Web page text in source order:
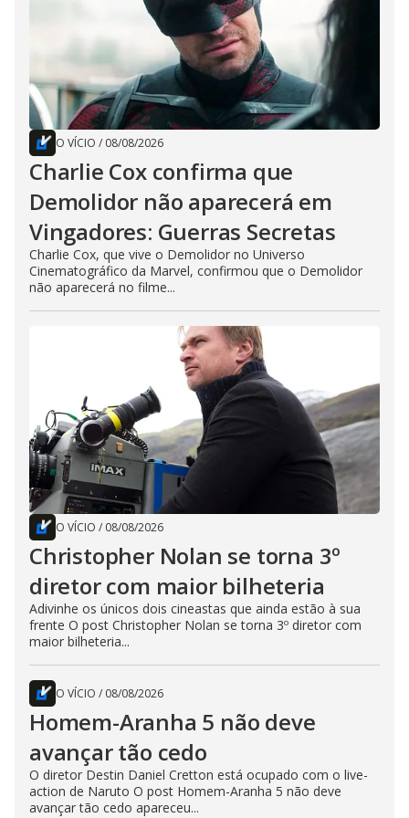
O VÍCIO / 08/08/2026
Charlie Cox confirma que
Demolidor não aparecerá em
Vingadores: Guerras Secretas
Charlie Cox, que vive o Demolidor no Universo
Cinematográfico da Marvel, confirmou que o Demolidor
não aparecerá no filme...
O VÍCIO / 08/08/2026
Christopher Nolan se torna 3º
diretor com maior bilheteria
Adivinhe os únicos dois cineastas que ainda estão à sua
frente O post Christopher Nolan se torna 3º diretor com
maior bilheteria...
O VÍCIO / 08/08/2026
Homem-Aranha 5 não deve
avançar tão cedo
O diretor Destin Daniel Cretton está ocupado com o live-
action de Naruto O post Homem-Aranha 5 não deve
avançar tão cedo apareceu...